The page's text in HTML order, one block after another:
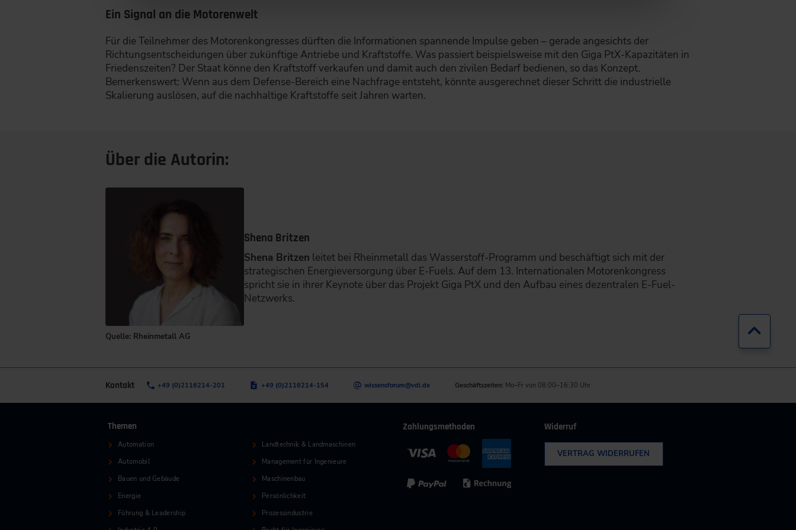
Ein Signal an die Motorenwelt
Für die Teilnehmer des Motorenkongresses dürften die Informationen spannende Impulse geben – gerade angesichts der
Richtungsentscheidungen über zukünftige Antriebe und Kraftstoffe. Was passiert beispielsweise mit den Giga PtX-Kapazitäten in
Friedenszeiten? Der Staat könne den Kraftstoff verkaufen und damit auch den zivilen Bedarf bedienen, so das Konzept.
Bemerkenswert: Wenn aus dem Defense-Bereich eine Nachfrage entsteht, könnte ausgerechnet dieser Schritt die industrielle
Skalierung auslösen, auf die nachhaltige Kraftstoffe seit Jahren warten.
Über die Autorin:
Quelle: Rheinmetall AG
Shena Britzen
Shena Britzen leitet bei Rheinmetall das Wasserstoff-Programm und beschäftigt sich mit der
strategischen Energieversorgung über E-Fuels. Auf dem 13. Internationalen Motorenkongress
spricht sie in ihrer Keynote über das Projekt Giga PtX und den Aufbau eines dezentralen E-Fuel-
Netzwerks.
Kontakt +49 (0)2116214-201 +49 (0)2116214-154 wissensforum@vdi.de Geschäftszeiten: Mo–Fr von 08:00–16:30 Uhr
Themen
Automation
Automobil
Bauen und Gebäude
Energie
Führung & Leadership
Landtechnik & Landmaschinen
Management für Ingenieure
Maschinenbau
Persönlichkeit
Prozessindustrie
Zahlungsmethoden Widerruf
VERTRAG WIDERRUFEN